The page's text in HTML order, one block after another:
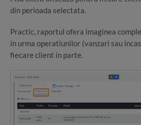
din perioada selectata.
Practic, raportul ofera imaginea
in urma operatiunilor (vanzari sau
fiecare client in parte.